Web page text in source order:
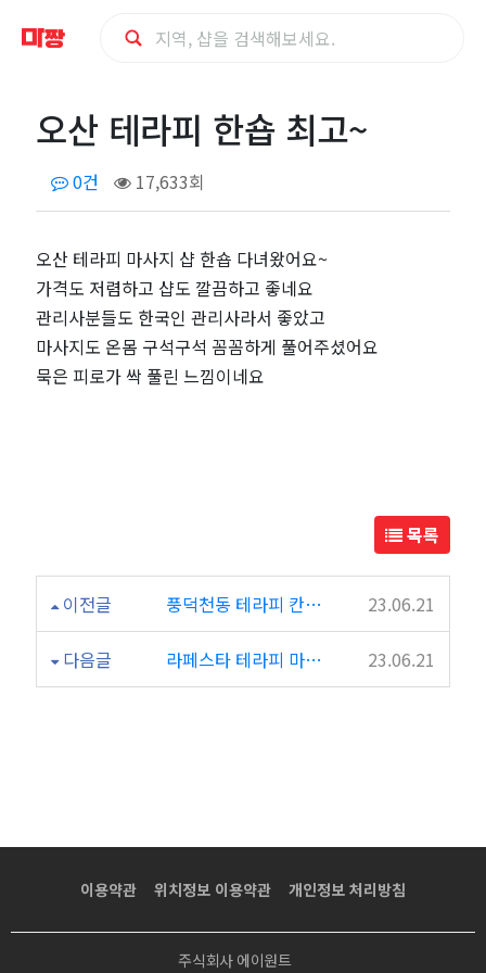
산
테
라
피
한
오산 테라피 한숍 최고~
0건 17,633회
오산 테라피 마사지 샵 한숍 다녀왔어요~
가격도 저렴하고 샵도 깔끔하고 좋네요
관리사분들도 한국인 관리사라서 좋았고
마사지도 온몸 구석구석 꼼꼼하게 풀어주셨어요
묵은 피로가 싹 풀린 느낌이네요
목록
이전글 풍덕천동 테라피 칸전통 추천합니다~ 23.06.21
다음글 라페스타 테라피 마사지는 도로시! 23.06.21
이용약관 위치정보 이용약관 개인정보 처리방침
주식회사 에이원트